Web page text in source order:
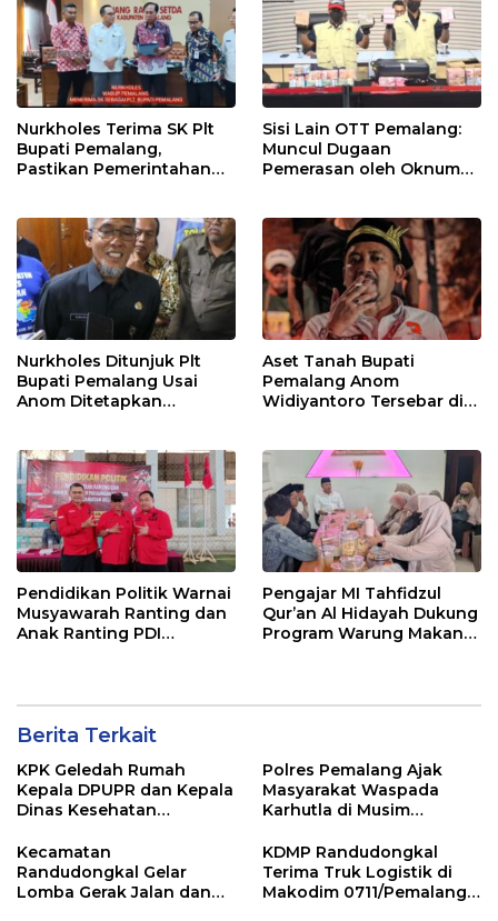
Nurkholes Terima SK Plt
Bupati Pemalang,
Pastikan Pemerintahan
Sisi Lain OTT Pemalang:
Muncul Dugaan
Pemerasan oleh Oknum
Nurkholes Ditunjuk Plt
Bupati Pemalang Usai
Anom Ditetapkan
Aset Tanah Bupati
Pemalang Anom
Widiyantoro Tersebar di
Pendidikan Politik Warnai
Musyawarah Ranting dan
Anak Ranting PDI
Pengajar MI Tahfidzul
Qur’an Al Hidayah Dukung
Program Warung Makan
Berita Terkait
KPK Geledah Rumah
Kepala DPUPR dan Kepala
Dinas Kesehatan
Polres Pemalang Ajak
Masyarakat Waspada
Karhutla di Musim
Kecamatan
Randudongkal Gelar
Lomba Gerak Jalan dan
KDMP Randudongkal
Terima Truk Logistik di
Makodim 0711/Pemalang